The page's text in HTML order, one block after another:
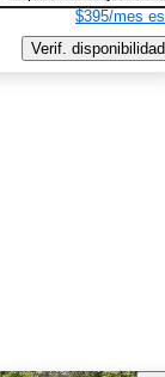
$395/mes
Verif. disponibilidad